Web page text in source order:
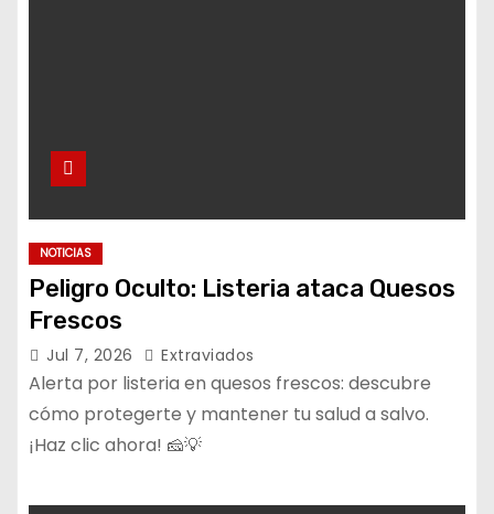
NOTICIAS
Peligro Oculto: Listeria ataca Quesos
Frescos
Jul 7, 2026 Extraviados
Alerta por listeria en quesos frescos: descubre
cómo protegerte y mantener tu salud a salvo.
¡Haz clic ahora! 🧀💡